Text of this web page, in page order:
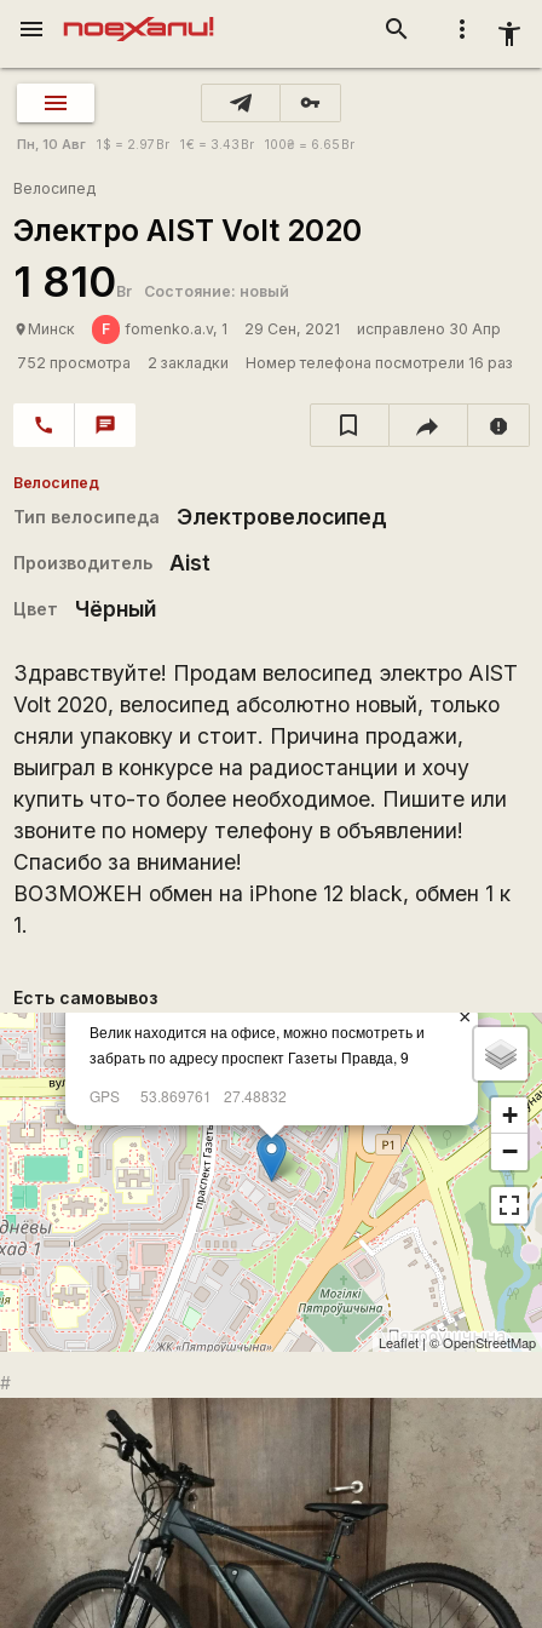
more_vert accessibility_new
search
menu
vpn_key
Пн, 10 Авг 1 $ = 2.97 Br 1€ = 3.43 Br 100₴ = 6.65 Br
Велосипед
Электро AIST Volt 2020
1 810Br Состояние: новый
place Минск F fomenko.a.v, 1 29 Сен, 2021
исправлено 30 Апр
752 просмотра
2 закладки Номер телефона посмотрели 16 раз
call chat report
Велосипед
Тип велосипеда Электровелосипед
Производитель Aist
Цвет Чёрный
Здравствуйте! Продам велосипед электро AIST
Volt 2020, велосипед абсолютно новый, только
сняли упаковку и стоит. Причина продажи,
выиграл в конкурсе на радиостанции и хочу
купить что-то более необходимое. Пишите или
звоните по номеру телефону в объявлении!
Спасибо за внимание!
ВОЗМОЖЕН обмен на iPhone 12 black, обмен 1 к
1.
Есть самовывоз
Велик находится на офисе, можно посмотреть и
забрать по адресу проспект Газеты Правда, 9
GPS
53.869761 27.48832
×
+
−
Leaflet| ©OpenStreetMap
#